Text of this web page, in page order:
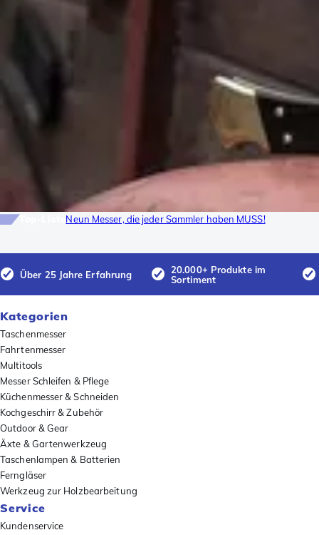
Neun Messer, die jeder Sammler haben MUSS!
Über 25 Jahre Erfahrung
20.000+ Produkte im
Sortiment
Kategorien
Taschenmesser
Fahrtenmesser
Multitools
Messer Schleifen & Pflege
Küchenmesser & Schneiden
Kochgeschirr & Zubehör
Outdoor & Gear
Äxte & Gartenwerkzeug
Taschenlampen & Batterien
Ferngläser
Werkzeug zur Holzbearbeitung
Service
Kundenservice